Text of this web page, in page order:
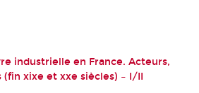
industrielle en France. Acteurs,
xixe et xxe siècles) – I/II